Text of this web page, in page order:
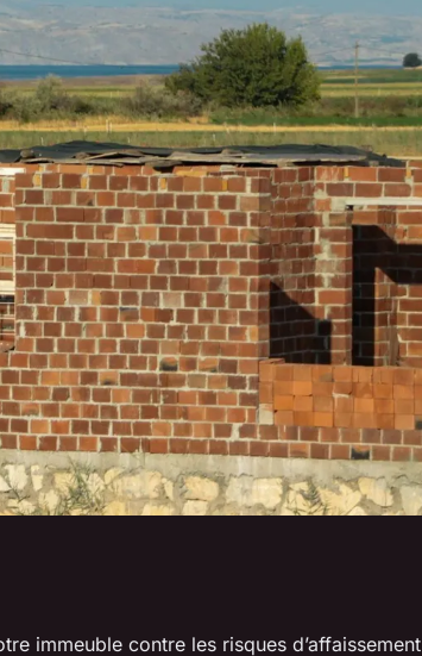
immeuble contre les risques d’affaissement